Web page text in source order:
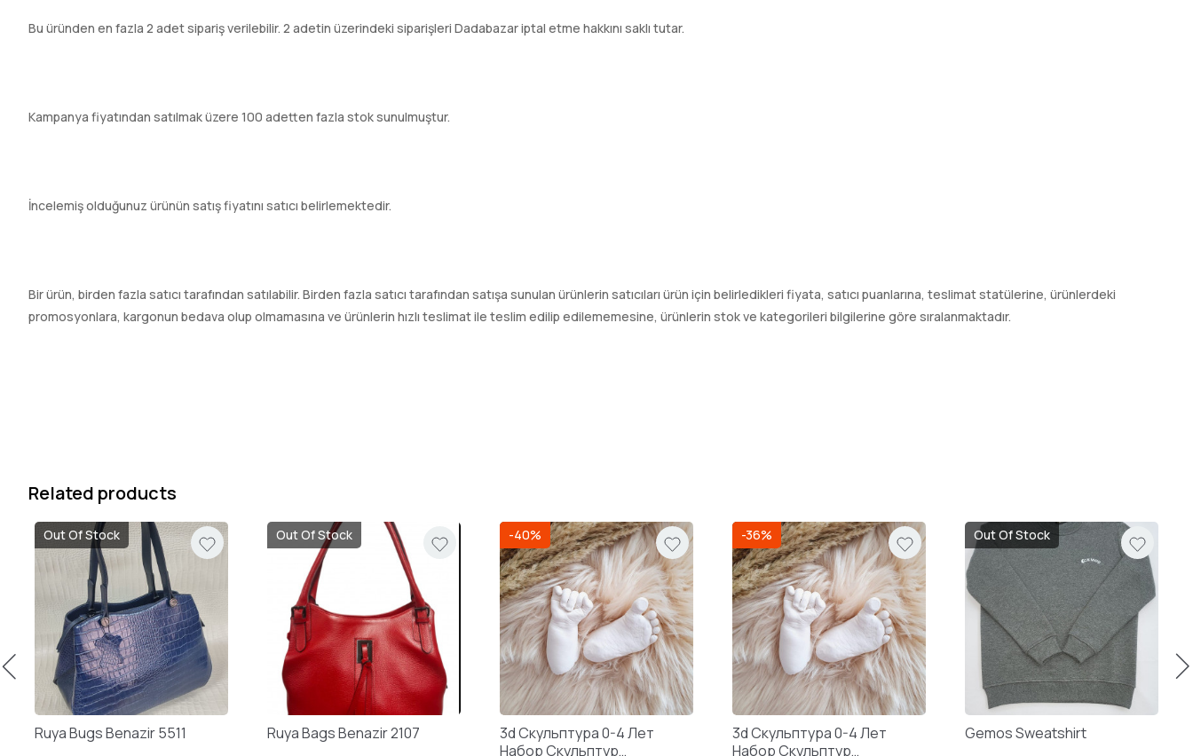
Bu üründen en fazla 2 adet sipariş verilebilir. 2 adetin üzerindeki siparişleri Dadabazar iptal etme hakkını saklı tutar.
Kampanya fiyatından satılmak üzere 100 adetten fazla stok sunulmuştur.
İncelemiş olduğunuz ürünün satış fiyatını satıcı belirlemektedir.
Bir ürün, birden fazla satıcı tarafından satılabilir. Birden fazla satıcı tarafından satışa sunulan ürünlerin satıcıları ürün için belirledikleri fiyata, satıcı puanlarına, teslimat statülerine, ürünlerdeki
promosyonlara, kargonun bedava olup olmamasına ve ürünlerin hızlı teslimat ile teslim edilip edilememesine, ürünlerin stok ve kategorileri bilgilerine göre sıralanmaktadır.
Related products
Out Of Stock
Ruya Bugs Benazir 5511
Out Of Stock
Ruya Bags Benazir 2107
-40%
3d Скульптура 0-4 Лет
Набор Скульптур
-36%
3d Скульптура 0-4 Лет
Набор Скульптур
Out Of Stock
Gemos Sweatshirt